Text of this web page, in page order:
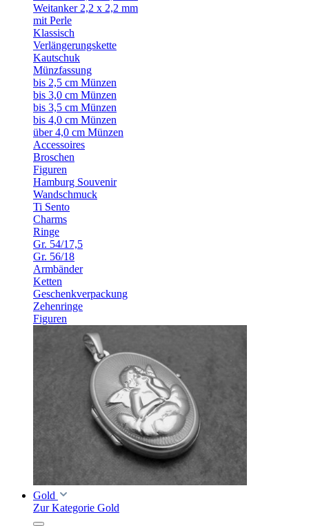
Weitanker 2,2 x 2,2 mm
mit Perle
Klassisch
Verlängerungskette
Kautschuk
Münzfassung
bis 2,5 cm Münzen
bis 3,0 cm Münzen
bis 3,5 cm Münzen
bis 4,0 cm Münzen
über 4,0 cm Münzen
Accessoires
Broschen
Figuren
Hamburg Souvenir
Wandschmuck
Ti Sento
Charms
Ringe
Gr. 54/17,5
Gr. 56/18
Armbänder
Ketten
Geschenkverpackung
Zehenringe
Figuren
Gold
Zur Kategorie Gold